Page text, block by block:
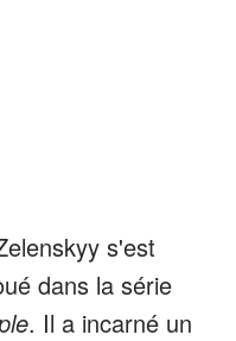
s'est
dans la série
. Il a incarné un